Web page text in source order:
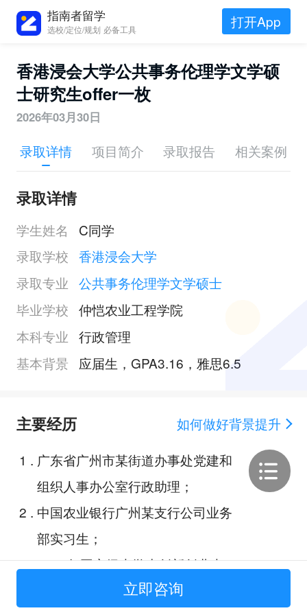
指南者留学
选校/定位/规划 必备工具 打开App
香港浸会大学公共事务伦理学文学硕
士研究生offer一枚
2026年03月30日
录取详情 项目简介 录取报告 相关案例
录取详情
学生姓名
C同学
录取学校 香港浸会大学
录取专业 公共事务伦理学文学硕士
毕业学校 仲恺农业工程学院
本科专业 行政管理
基本背景
应届生，GPA3.16，雅思6.5
主要经历
如何做好背景提升
1 . 广东省广州市某街道办事处党建和
组织人事办公室行政助理；
2 . 中国农业银行广州某支行公司业务
部实习生；
3.2024年国家级大学生创新创业大
立即咨询